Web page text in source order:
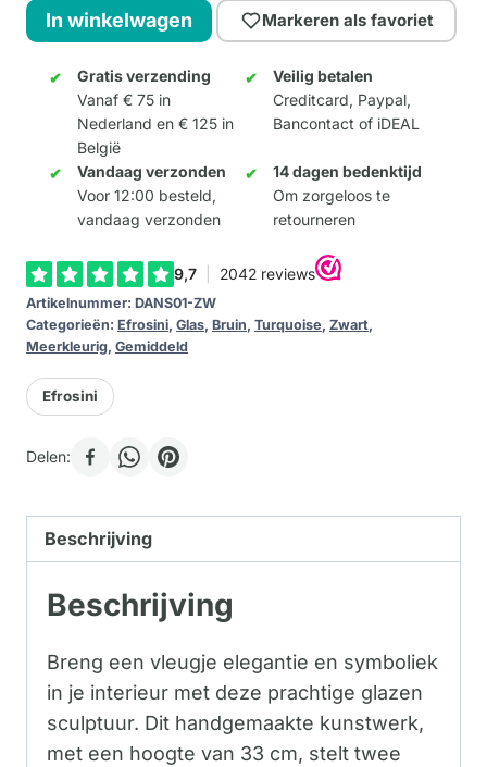
Dansers
-
Jazz
Turquoise
aantal
In winkelwagen Markeren als favoriet
Gratis verzending
Vanaf € 75 in
Nederland en € 125 in
België
Veilig betalen
Creditcard, Paypal,
Bancontact of iDEAL
Vandaag verzonden
Voor 12:00 besteld,
vandaag verzonden
14 dagen bedenktijd
Om zorgeloos te
retourneren
Artikelnummer: DANS01-ZW
Categorieën: Efrosini, Glas, Bruin, Turquoise, Zwart,
Meerkleurig, Gemiddeld
Efrosini
Delen:
Beschrijving
Beschrijving
Breng een vleugje elegantie en symboliek
in je interieur met deze prachtige glazen
sculptuur. Dit handgemaakte kunstwerk,
met een hoogte van 33 cm, stelt twee